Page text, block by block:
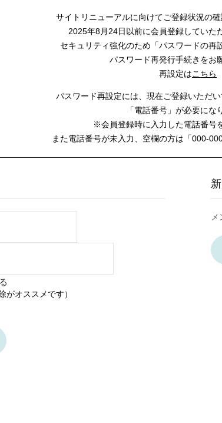
サイトリニューアルに向けてご登録状況の
2025年8月24日以前に会員登録していた
セキュリティ強化のため「パスワードの再
パスワード再発行手続きをお
再設定はこちら
パスワード再設定には、 現在ご登録いただい
「電話番号」が必要にな
※会員登録時に入力した電話番号
また電話番号が未入力、空欄の方は 「000-
がオススメです）
メ